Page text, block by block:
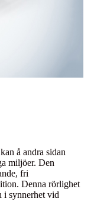
å andra sidan
miljöer. Den
fri
Denna rörlighet
i synnerhet vid